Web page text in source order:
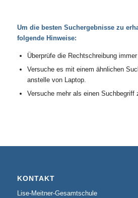
Um die besten Suchergebnisse zu
folgende Hinweise:
Überprüfe die Rechtschreibung
Versuche es mit einem ähnlichen
anstelle von Laptop.
Versuche mehr als einen Suchbegriff
KONTAKT
Lise-Meitner-Gesamtschule